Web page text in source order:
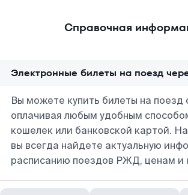
Справочная
Электронные билеты на поезд
Вы можете купить билеты на поезд
оплачивая любым удобным
кошелек или банковской картой.
вы всегда найдете актуальную
расписанию поездов РЖД, ценам и